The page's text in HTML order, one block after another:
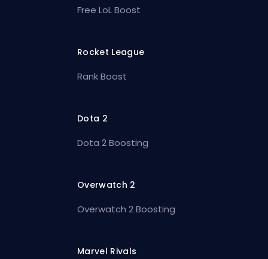
Free LoL Boost
Rocket League
Rank Boost
Dota 2
Dota 2 Boosting
Overwatch 2
Overwatch 2 Boosting
Marvel Rivals